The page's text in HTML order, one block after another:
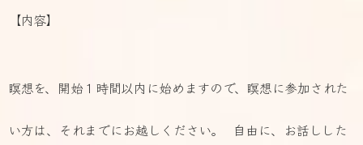
【内容】
瞑想を、開始１時間以内に始めますので、瞑想に参加された
い方は、それまでにお越しください。 自由に、お話しした